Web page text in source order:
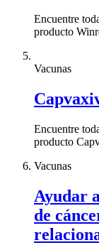
Encuentre
producto
Vacunas
Encuentre
producto
Vacunas
Ayudar
de